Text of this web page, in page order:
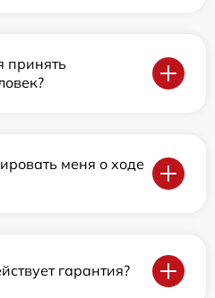
принять
меня о ходе
гарантия?